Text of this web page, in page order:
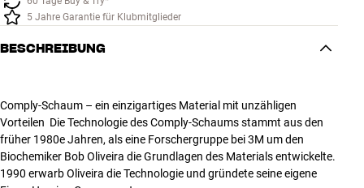
5 Jahre Garantie für Klubmitglieder
BESCHREIBUNG
Comply-Schaum – ein einzigartiges Material mit unzähligen
Vorteilen Die Technologie des Comply-Schaums stammt aus den
früher 1980e Jahren, als eine Forschergruppe bei 3M um den
Biochemiker Bob Oliveira die Grundlagen des Materials entwickelte.
1990 erwarb Oliveira die Technologie und gründete seine eigene